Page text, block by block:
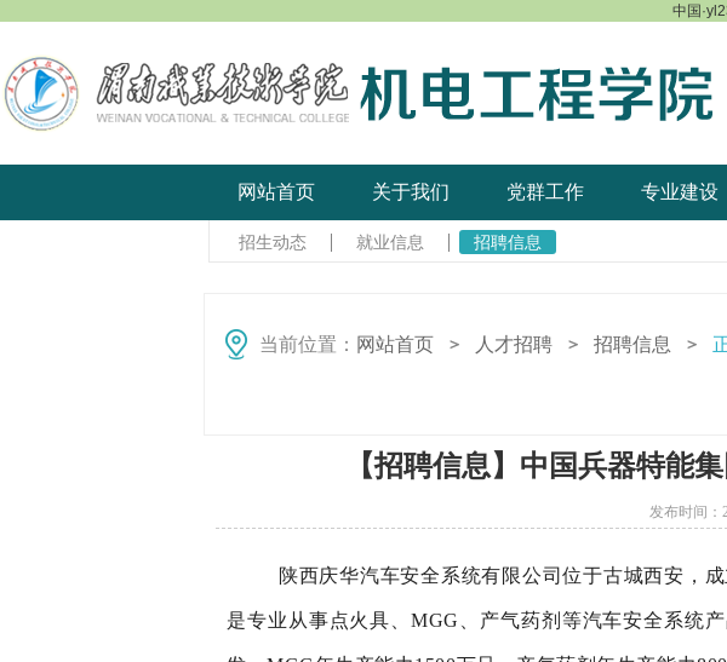
中国
网站首页 关于我们 党群工作 专业建设
招生动态 就业信息 招聘信息
当前位置： 网站首页 ＞ 人才招聘 ＞ 招聘信息 ＞
【招聘信息】中国兵器特能
发布时间
陕西庆华汽车安全系统有限公司位于古城西安，
是专业从事点火具、MGG、产气药剂等汽车安全系统